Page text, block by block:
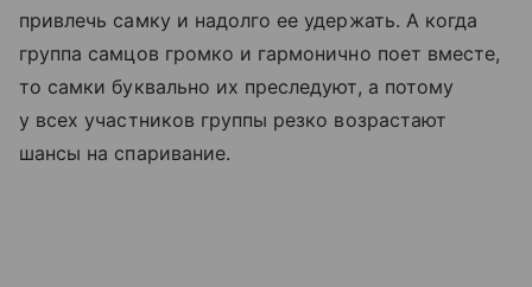
привлечь самку и надолго ее удержать. А когда
группа самцов громко и гармонично поет вместе,
то самки буквально их преследуют, а потому
у всех участников группы резко возрастают
шансы на спаривание.